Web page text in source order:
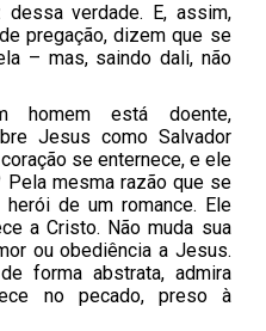
verdade. E, assim,
pregação, dizem que se
– mas, saindo dali, não
homem está doente,
Jesus como Salvador
se enternece, e ele
mesma razão que se
de um romance. Ele
a Cristo. Não muda sua
ou obediência a Jesus.
forma abstrata, admira
no pecado, preso à